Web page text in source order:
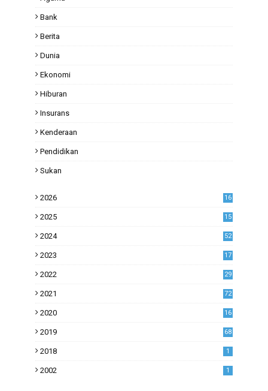
Bank
Berita
Dunia
Ekonomi
Hiburan
Insurans
Kenderaan
Pendidikan
Sukan
2026 16
2025 15
2024 52
2023
17
2022
29
2021
72
2020
16
2019
68
2018 1
2002 1